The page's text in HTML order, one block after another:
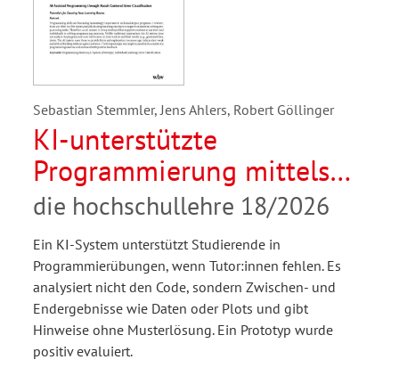
Sebastian Stemmler, Jens Ahlers, Robert Göllinger
KI-unterstützte
Programmierung mittels
ergebniszentrierter
Fehlerklassifikation.
Potenziale zur Schaffung
neuer Lernräume
die hochschullehre 18/2026
Ein KI-System unterstützt Studierende in
Programmierübungen, wenn Tutor:innen fehlen. Es
analysiert nicht den Code, sondern Zwischen- und
Endergebnisse wie Daten oder Plots und gibt
Hinweise ohne Musterlösung. Ein Prototyp wurde
positiv evaluiert.